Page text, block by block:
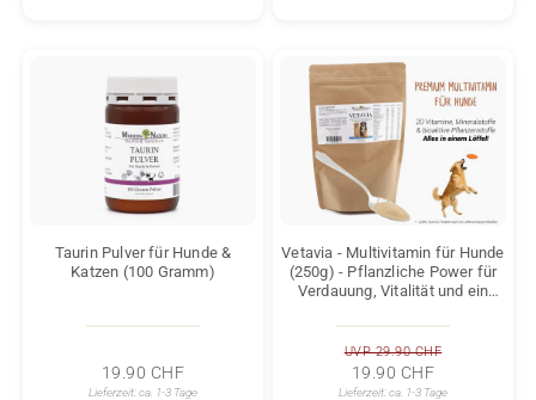
Taurin Pulver für Hunde &
Katzen (100 Gramm)
19.90 CHF
Lieferzeit:ca. 1-3 Tage
Vetavia - Multivitamin für Hunde
(250g) - Pflanzliche Power für
Verdauung, Vitalität und ein
UVP 29.90 CHF
19.90 CHF
Lieferzeit:ca. 1-3 Tage